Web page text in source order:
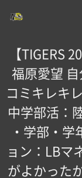
【TIGERS
福原愛望
コミキレキ
中学部活：
・学部・学
ョン：LBマ
がよかった